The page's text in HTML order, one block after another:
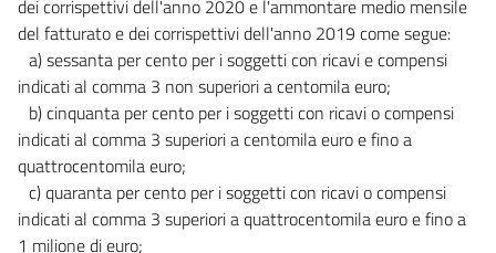
42
42 bis
43
Allegati
Allegato A
Allegato A
dei corrispettivi dell'anno 2020 e l'ammontare medio mensile
del fatturato e dei corrispettivi dell'anno 2019 come segue:
a) sessanta per cento per i soggetti con ricavi e compensi
indicati al comma 3 non superiori a centomila euro;
b) cinquanta per cento per i soggetti con ricavi o compensi
indicati al comma 3 superiori a centomila euro e fino a
quattrocentomila euro;
c) quaranta per cento per i soggetti con ricavi o compensi
indicati al comma 3 superiori a quattrocentomila euro e fino a
1 milione di euro;